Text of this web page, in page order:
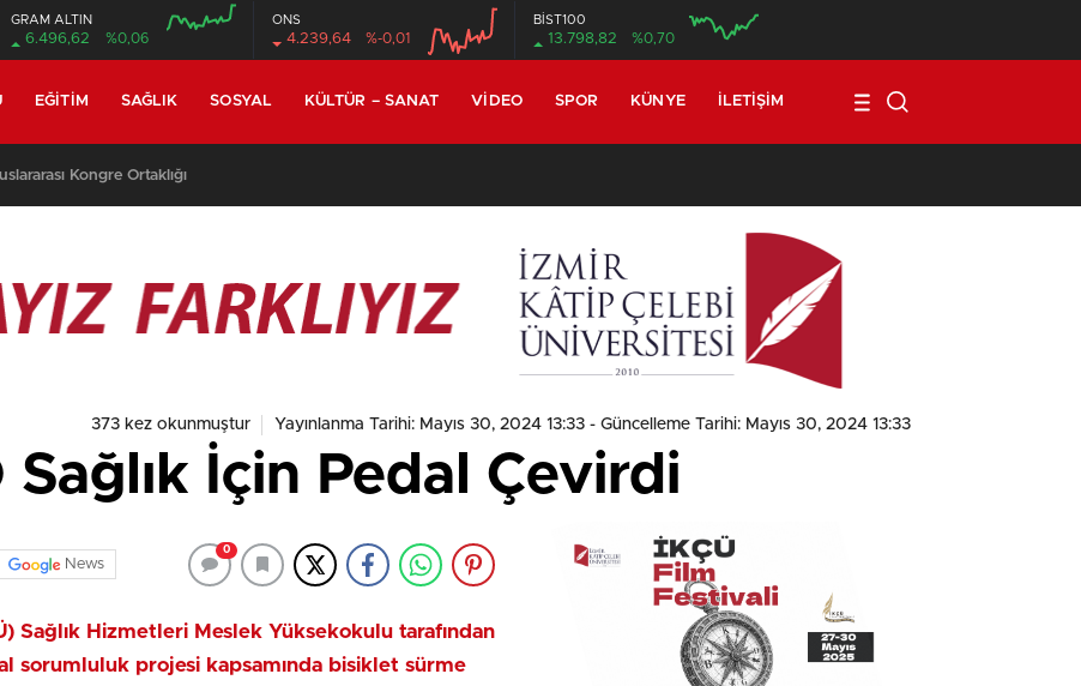
GRAM ALTIN
6.496,62 %0,06
ONS
4.239,64 %-0,01
BİST100
13.798,82 %0,70
EĞITIM SAĞLIK SOSYAL KÜLTÜR – SANAT VIDEO SPOR KÜNYE İLETIŞIM
Kongre Ortaklığı
373 kez okunmuştur Yayınlanma Tarihi: Mayıs 30, 2024 13:33 - Güncelleme Tarihi: Mayıs 30, 2024 13:33
Sağlık İçin Pedal Çevirdi
News
0
Sağlık Hizmetleri Meslek Yüksekokulu tarafından
sorumluluk projesi kapsamında bisiklet sürme